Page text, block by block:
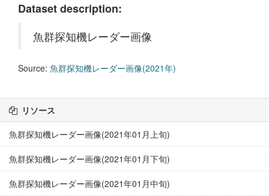
Dataset description:
魚群探知機レーダー画像
Source: 魚群探知機レーダー画像(2021年)
リソース
魚群探知機レーダー画像(2021年01月上旬)
魚群探知機レーダー画像(2021年01月下旬)
魚群探知機レーダー画像(2021年01月中旬)